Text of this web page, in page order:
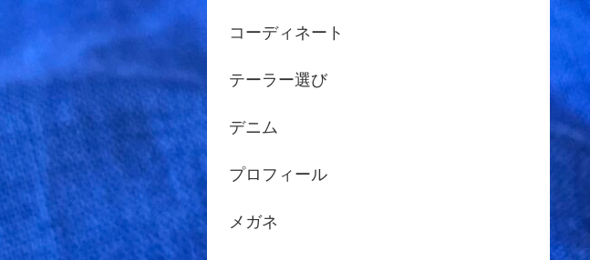
コーディネート
テーラー選び
デニム
プロフィール
メガネ